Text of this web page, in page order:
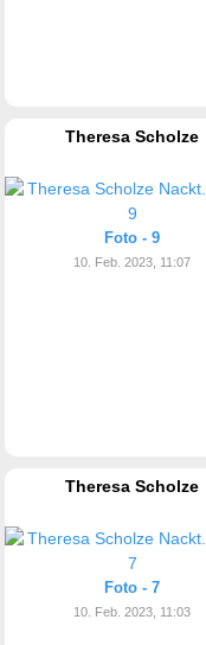
Theresa Scholze
Foto - 9
10. Feb. 2023, 11:07
Theresa Scholze
Foto - 7
10. Feb. 2023, 11:03